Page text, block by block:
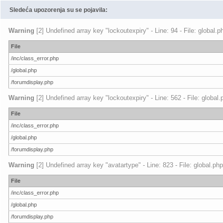
Sledeća upozorenja su se pojavila:
Warning [2] Undefined array key "lockoutexpiry" - Line: 94 - File:
File
/inc/class_error.php
/global.php
/forumdisplay.php
Warning [2] Undefined array key "lockoutexpiry" - Line: 562 - File:
File
/inc/class_error.php
/global.php
/forumdisplay.php
Warning [2] Undefined array key "avatartype" - Line: 823 - File:
File
/inc/class_error.php
/global.php
/forumdisplay.php